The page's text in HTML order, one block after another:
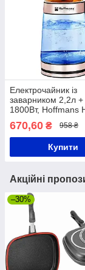
Електрочайник із
заварником 2,2л +
1800Вт, Hoffmans
електричний
670,60 ₴ 958 ₴
Купити
Акційні
–30%